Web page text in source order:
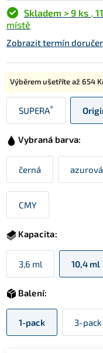
Skladem > 9 ks ,
místě
Zobrazit termín
Typ:
SUPERA®
Výběrem ušetříte až654
Vybraná barva:
černá azurová
CMY
Kapacita:
3,6 ml 10,4 ml
Balení:
1-pack 3-pack